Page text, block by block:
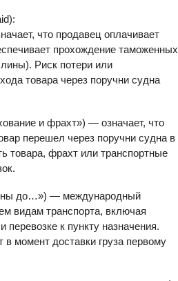
что продавец оплачивает
прохождение таможенных
Риск потери или
товара через поручни судна
и фрахт») — означает, что
перешел через поручни судна в
товара, фрахт или транспортные
до…») — международный
видам транспорта, включая
к пункту назначения.
в момент доставки груза первому